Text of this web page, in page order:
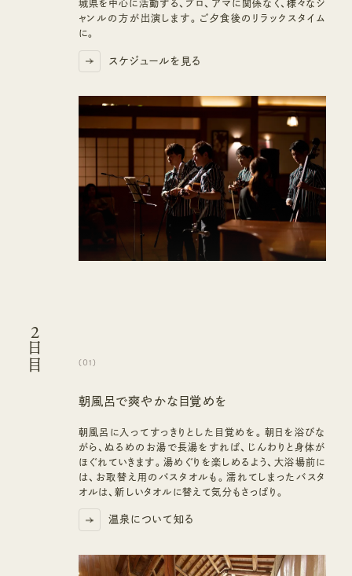
城県を中心に活動する、プロ、アマに関係なく、様々なジ
ャンルの方が出演します。ご夕食後のリラックスタイム
に。
スケジュールを見る
2
日目 (01)
朝風呂で爽やかな目覚めを
朝風呂に入ってすっきりとした目覚めを。朝日を浴びな
がら、ぬるめのお湯で長湯をすれば、じんわりと身体が
ほぐれていきます。湯めぐりを楽しめるよう、大浴場前に
は、お取替え用のバスタオルも。濡れてしまったバスタ
オルは、新しいタオルに替えて気分もさっぱり。
温泉について知る